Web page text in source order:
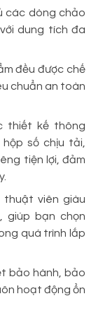
các dòng chảo
dung tích đa
đều được chế
chuẩn an toàn
thiết kế thông
số chịu tải,
tiện lợi, đảm
thuật viên giàu
giúp bạn chọn
quá trình lắp
bảo hành, bảo
hoạt động ổn